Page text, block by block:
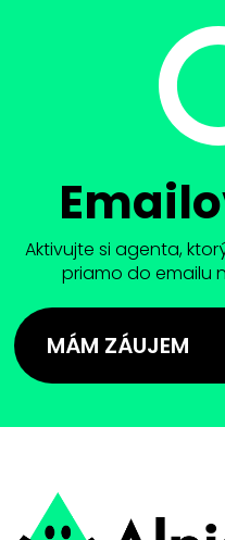
Aktivujte si agenta,
priamo do emailu
MÁM ZÁUJEM